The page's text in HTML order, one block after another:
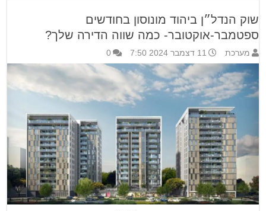
שוק הנדל״ן ביהוד מונוסון בחודשים
ספטמבר-אוקטובר- כמה שווה הדירה שלך?
מערכת 11 דצמבר 2024 7:50 0